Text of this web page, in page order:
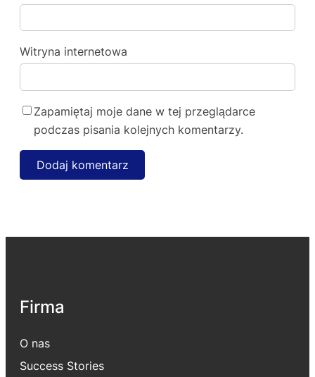
Witryna internetowa
Zapamiętaj moje dane w tej przeglądarce
podczas pisania kolejnych komentarzy.
Firma
O nas
Success Stories